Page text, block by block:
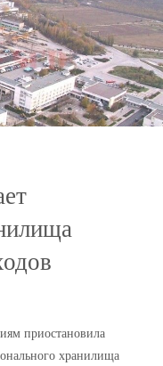
приостановила
хранилища